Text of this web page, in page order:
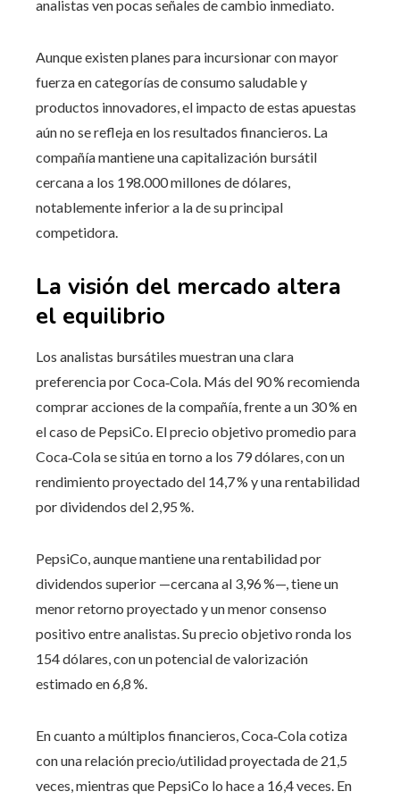
analistas ven pocas señales de cambio inmediato.
Aunque existen planes para incursionar con mayor
fuerza en categorías de consumo saludable y
productos innovadores, el impacto de estas apuestas
aún no se refleja en los resultados financieros. La
compañía mantiene una capitalización bursátil
cercana a los 198.000 millones de dólares,
notablemente inferior a la de su principal
competidora.
La visión del mercado altera
el equilibrio
Los analistas bursátiles muestran una clara
preferencia por Coca‑Cola. Más del 90 % recomienda
comprar acciones de la compañía, frente a un 30 % en
el caso de PepsiCo. El precio objetivo promedio para
Coca‑Cola se sitúa en torno a los 79 dólares, con un
rendimiento proyectado del 14,7 % y una rentabilidad
por dividendos del 2,95 %.
PepsiCo, aunque mantiene una rentabilidad por
dividendos superior —cercana al 3,96 %—, tiene un
menor retorno proyectado y un menor consenso
positivo entre analistas. Su precio objetivo ronda los
154 dólares, con un potencial de valorización
estimado en 6,8 %.
En cuanto a múltiplos financieros, Coca‑Cola cotiza
con una relación precio/utilidad proyectada de 21,5
veces, mientras que PepsiCo lo hace a 16,4 veces. En